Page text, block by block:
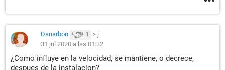
Danarbon 1 > j
31 jul 2020 a las 01:32
¿Como influye en la velocidad, se mantiene, o decrece,
despues de la instalacion?